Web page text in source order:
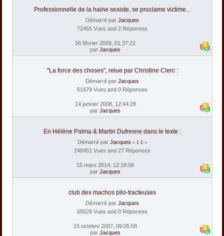
Professionnelle de la haine sexiste, se proclame victime...
Démarré par Jacques
72455 Vues and 2 Réponses
26 février 2009, 01:37:22
par Jacques
"La force des choses", relue par Christine Clerc :
Démarré par Jacques
51679 Vues and 0 Réponses
14 janvier 2008, 12:44:28
par Jacques
En Hélène Palma & Martin Dufresne dans le texte :
Démarré par Jacques « 1 2 »
248451 Vues and 27 Réponses
15 mars 2014, 12:18:08
par Jacques
club des machos pilo-tracteuses
Démarré par Jacques
55529 Vues and 0 Réponses
15 octobre 2007, 09:05:58
par Jacques